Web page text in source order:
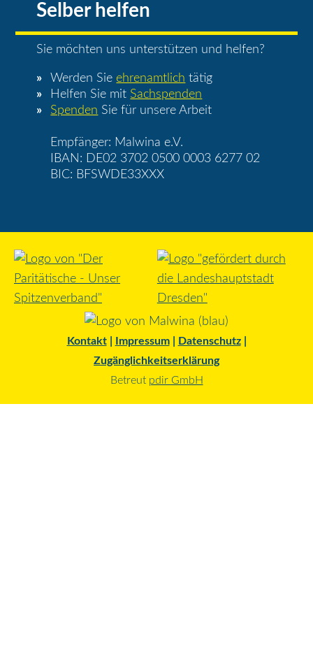
Selber helfen
Sie möchten uns unterstützen und helfen?
Werden Sie ehrenamtlich tätig
Helfen Sie mit Sachspenden
Spenden Sie für unsere Arbeit
Empfänger: Malwina e.V.
IBAN: DE02 3702 0500 0003 6277 02
BIC: BFSWDE33XXX
Kontakt| Impressum| Datenschutz|
Zugänglichkeitserklärung
Betreut pdir GmbH